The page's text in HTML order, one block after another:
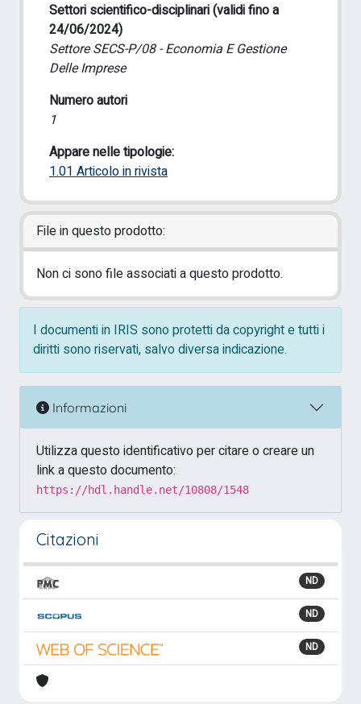
Settori scientifico-disciplinari (validi fino a
24/06/2024)
Settore SECS-P/08 - Economia E Gestione
Delle Imprese
Numero autori
1
Appare nelle tipologie:
1.01 Articolo in rivista
File in questo prodotto:
Non ci sono file associati a questo prodotto.
I documenti in IRIS sono protetti da copyright e tutti i
diritti sono riservati, salvo diversa indicazione.
Informazioni
Utilizza questo identificativo per citare o creare un
link a questo documento:
https://hdl.handle.net/10808/1548
Citazioni
ND
ND
ND